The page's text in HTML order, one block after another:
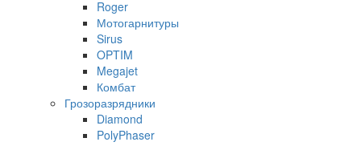
Roger
Мотогарнитуры
Sirus
OPTIM
Megajet
Комбат
Грозоразрядники
Diamond
PolyPhaser